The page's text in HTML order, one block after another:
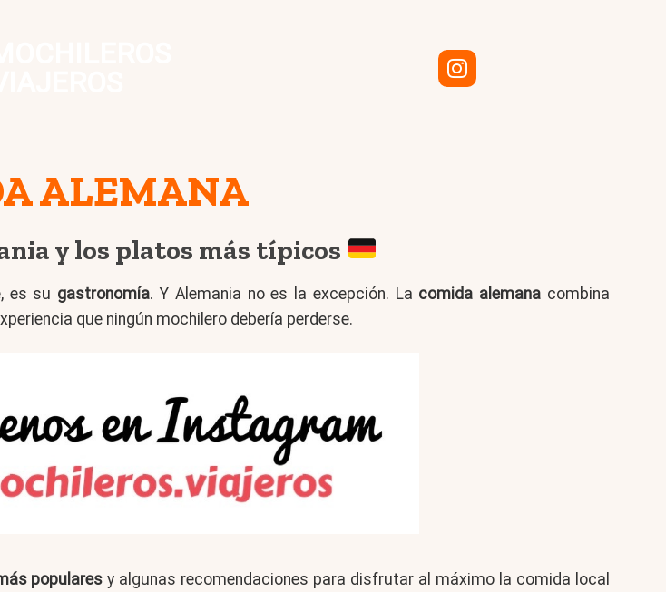
ALEMANA
y los platos más típicos
es su gastronomía. Y Alemania no es la excepción. La comida alemana combina
que ningún mochilero debería perderse.
populares y algunas recomendaciones para disfrutar al máximo la comida local